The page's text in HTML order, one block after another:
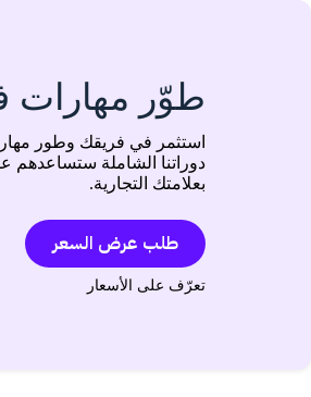
طوّر مهارات
استثمر في فريقك وطور
دوراتنا الشاملة ستساعدهم
بعلامتك التجارية.
طلب عرض السعر
تعرّف على الأسعار